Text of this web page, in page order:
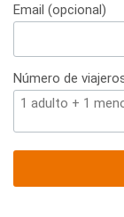
Email (opcional)
Número de